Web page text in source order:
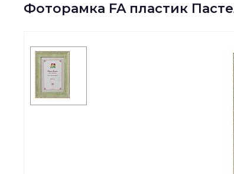
Фоторамка FA пластик